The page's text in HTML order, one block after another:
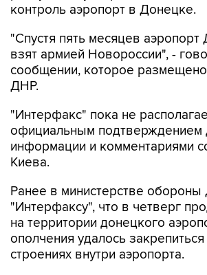
контроль аэропорт в Донецке.
"Спустя пять месяцев
взят армией Новороссии", -
сообщении, которое размещено
ДНР.
"Интерфакс" пока не
официальным подтверждением
информации и комментариями
Киева.
Ранее в министерстве
"Интерфаксу", что в четверг
на территории донецкого
ополчения удалось
строениях внутри аэропорта.